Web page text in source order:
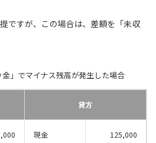
ですが、この場合は、差額を「未収
」でマイナス残高が発生した場合
貸方
現金 125,000